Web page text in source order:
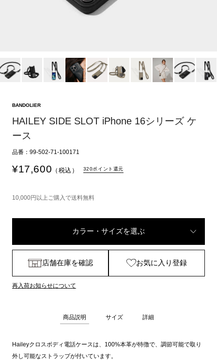
BANDOLIER
HAILEY SIDE SLOT iPhone 16シリーズ ケ
ース
品番：99-502-71-100171
¥17,600 （税込） 320ポイント還元
10,000円以上ご購入で送料無料
カラー・サイズを選ぶ
店舗在庫を確認 お気に入り登録
再入荷お知らせについて
商品説明 サイズ 詳細
Haileyクロスボディ電話ケースは、100%本革が特徴で、調節可能で取り
外し可能なストラップが付いています。